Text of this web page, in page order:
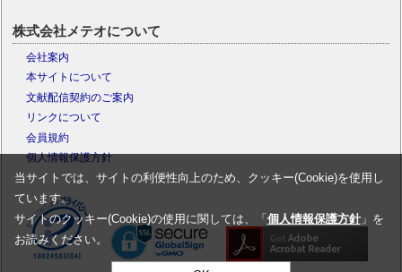
株式会社メテオについて
会社案内
本サイトについて
文献配信契約のご案内
リンクについて
会員規約
個人情報保護方針
当サイトでは、サイトの利便性向上のため、クッキー(Cookie)を使用し
ています。
サイトのクッキー(Cookie)の使用に関しては、「 個人情報保護方針」を
お読みください。